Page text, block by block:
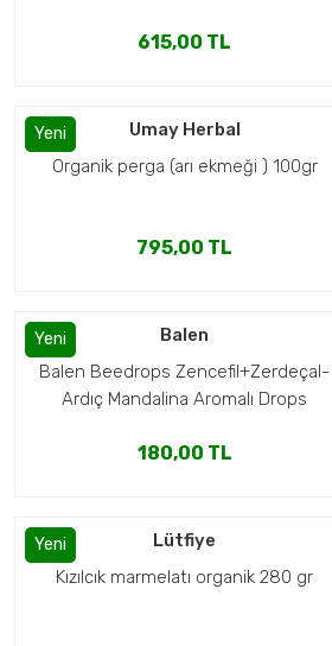
615,00 TL
Yeni
Umay Herbal
Organik perga (arı ekmeği ) 100gr
795,00 TL
Yeni
Balen
Balen Beedrops Zencefil+Zerdeçal-
Ardıç Mandalina Aromalı Drops
180,00 TL
Yeni
Lütfiye
Kızılcık marmelatı organik 280 gr